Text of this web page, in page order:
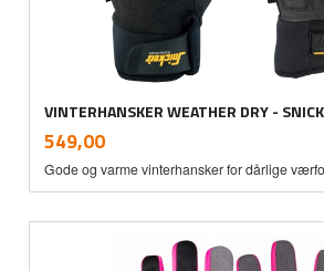
VINTERHANSKER WEATHER DRY -
Pris
549,00mva.
Gode og varme vinterhansker for dårlige